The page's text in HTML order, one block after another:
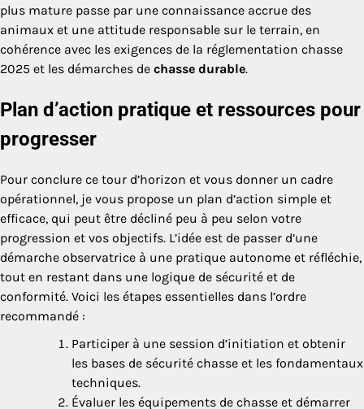
plus mature passe par une connaissance accrue des
animaux et une attitude responsable sur le terrain, en
cohérence avec les exigences de la réglementation chasse
2025 et les démarches de chasse durable.
Plan d’action pratique et ressources pour
progresser
Pour conclure ce tour d’horizon et vous donner un cadre
opérationnel, je vous propose un plan d’action simple et
efficace, qui peut être décliné peu à peu selon votre
progression et vos objectifs. L’idée est de passer d’une
démarche observatrice à une pratique autonome et réfléchie,
tout en restant dans une logique de sécurité et de
conformité. Voici les étapes essentielles dans l’ordre
recommandé :
Participer à une session d’initiation et obtenir
les bases de sécurité chasse et les fondamentaux
techniques.
Évaluer les équipements de chasse et démarrer